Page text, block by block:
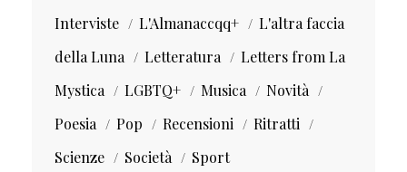
Interviste
L'Almanaccqq+
L'altra faccia
della Luna
Letteratura
Letters from La
Mystica
LGBTQ+ Musica
Novità
Poesia
Pop Recensioni
Ritratti
Scienze
Società Sport